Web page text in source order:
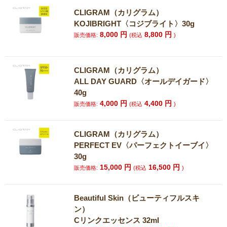
CLIGRAM（カリグラム）
KOJIBRIGHT〈コジブライト〉30g
販売価格: 8,000 円(税込 8,800 円)
CLIGRAM（カリグラム）
ALL DAY GUARD〈オールデイガード〉
40g
販売価格: 4,000 円(税込 4,400 円)
CLIGRAM（カリグラム）
PERFECT EV〈パーフェクトイーブイ〉
30g
販売価格: 15,000 円(税込 16,500 円)
Beautiful Skin（ビューティフルスキ
ン）
Cリンクエッセンス 32ml